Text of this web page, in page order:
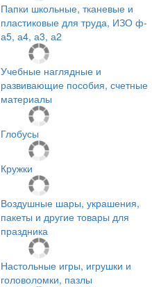
Папки школьные, тканевые и
пластиковые для труда, ИЗО ф-
а5, а4, а3, а2
Учебные наглядные и
развивающие пособия, счетные
материалы
Глобусы
Кружки
Воздушные шары, украшения,
пакеты и другие товары для
праздника
Настольные игры, игрушки и
головоломки, пазлы